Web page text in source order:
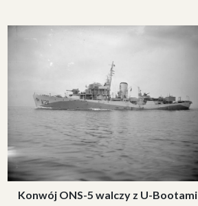
Konwój ONS-5 walczy z U-Bootami